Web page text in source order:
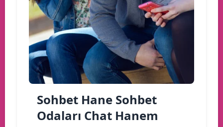
Sohbet Hane Sohbet
Odaları Chat Hanem